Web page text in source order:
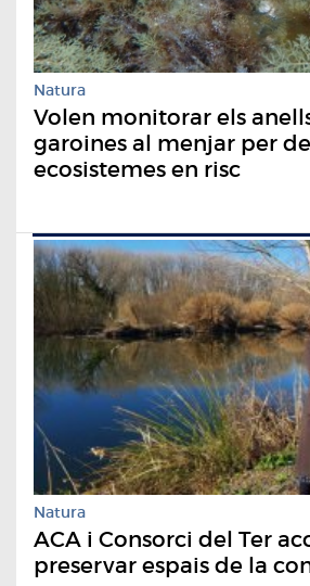
Natura
Volen monitorar els
garoines al menjar per
ecosistemes en risc
Natura
ACA i Consorci del Ter
preservar espais de la